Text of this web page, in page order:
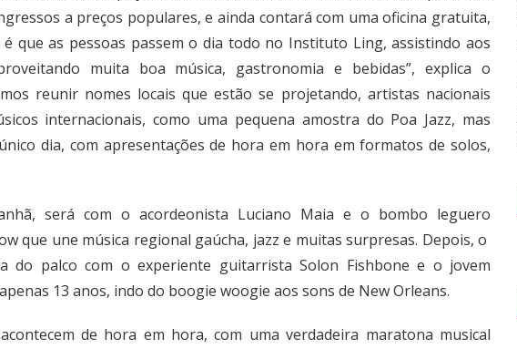
a preços populares, e ainda contará com uma oficina gratuita,
é que as pessoas passem o dia todo no Instituto Ling, assistindo aos
muita boa música, gastronomia e bebidas”, explica o
reunir nomes locais que estão se projetando, artistas nacionais
internacionais, como uma pequena amostra do Poa Jazz, mas
dia, com apresentações de hora em hora em formatos de solos,
será com o acordeonista Luciano Maia e o bombo leguero
que une música regional gaúcha, jazz e muitas surpresas. Depois, o
do palco com o experiente guitarrista Solon Fishbone e o jovem
13 anos, indo do boogie woogie aos sons de New Orleans.
de hora em hora, com uma verdadeira maratona musical